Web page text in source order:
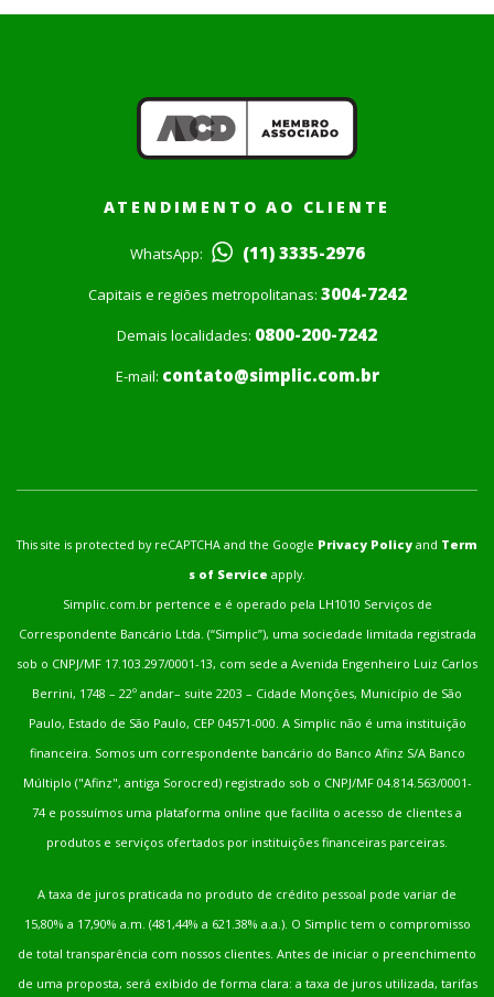
ATENDIMENTO AO CLIENTE
WhatsApp: (11) 3335-2976
Capitais e regiões metropolitanas: 3004-7242
Demais localidades: 0800-200-7242
E-mail: contato@simplic.com.br
This site is protected by reCAPTCHA and the Google Privacy Policy and Term
s of Service apply.
Simplic.com.br pertence e é operado pela LH1010 Serviços de
Correspondente Bancário Ltda. (“Simplic”), uma sociedade limitada registrada
sob o CNPJ/MF 17.103.297/0001-13, com sede a Avenida Engenheiro Luiz Carlos
Berrini, 1748 – 22º andar– suite 2203 – Cidade Monções, Município de São
Paulo, Estado de São Paulo, CEP 04571-000. A Simplic não é uma instituição
financeira. Somos um correspondente bancário do Banco Afinz S/A Banco
Múltiplo ("Afinz", antiga Sorocred) registrado sob o CNPJ/MF 04.814.563/0001-
74 e possuímos uma plataforma online que facilita o acesso de clientes a
produtos e serviços ofertados por instituições financeiras parceiras.
A taxa de juros praticada no produto de crédito pessoal pode variar de
15,80% a 17,90% a.m. (481,44% a 621.38% a.a.). O Simplic tem o compromisso
de total transparência com nossos clientes. Antes de iniciar o preenchimento
de uma proposta, será exibido de forma clara: a taxa de juros utilizada, tarifas